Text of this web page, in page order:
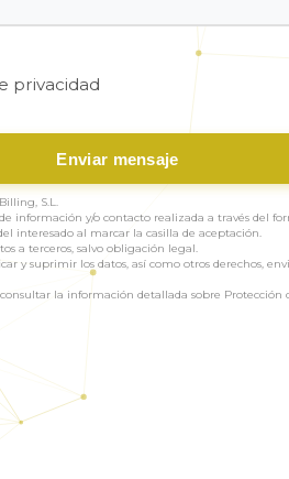
privacidad
Enviar mensaje
S.L.
información y/o contacto realizada a través del
interesado al marcar la casilla de aceptación.
a terceros, salvo obligación legal.
y suprimir los datos, así como otros derechos,
la información detallada sobre Protección